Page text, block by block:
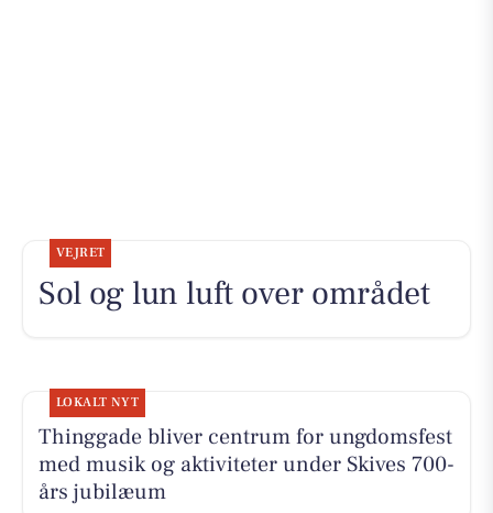
VEJRET
Sol og lun luft over området
LOKALT NYT
Thinggade bliver centrum for ungdomsfest
med musik og aktiviteter under Skives 700-
års jubilæum